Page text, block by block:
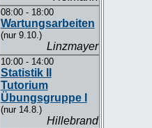
08:00 - 18:00
Wartungsarbeiten
(nur 9.10.)
Linzmayer
10:00 - 14:00
Statistik II
Tutorium
Übungsgruppe I
(nur 14.8.)
Hillebrand